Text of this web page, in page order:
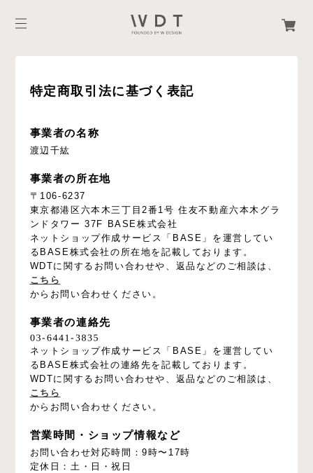
特定商取引法に基づく表記
事業者の名称
渡辺千紘
事業者の所在地
〒106-6237
東京都港区六本木三丁目2番1号 住友不動産六本木グラ
ンドタワー 37F BASE株式会社
ネットショップ作成サービス「BASE」を運営してい
るBASE株式会社の所在地を記載しております。
WDTに関するお問い合わせや、返品などのご相談は、
こちら
からお問い合わせください。
事業者の連絡先
ネットショップ作成サービス「BASE」を運営してい
るBASE株式会社の連絡先を記載しております。
WDTに関するお問い合わせや、返品などのご相談は、
こちら
からお問い合わせください。
営業時間・ショップ情報など
お問い合わせ対応時間：9時〜17時
定休日：土・日・祝日